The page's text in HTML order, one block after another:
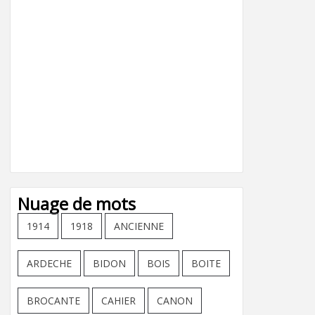
Nuage de mots
1914 1918 ANCIENNE
ARDECHE BIDON BOIS BOITE
BROCANTE CAHIER CANON